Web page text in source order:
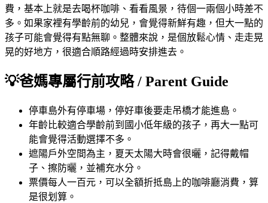
費，基本上就是去喝杯咖啡、看看風景，待個一兩個小時差不
多。如果家裡有學齡前的幼兒，會覺得新鮮有趣，但大一點的
孩子可能會覺得有點無聊。整體來說，是個放鬆心情、走走晃
晃的好地方，很適合順路經過時安排進去。
💡爸媽專屬行前攻略 / Parent Guide
停車島外有停車場，停好車後要走吊橋才能進島。
年齡比較適合學齡前到國小低年級的孩子，再大一點可
能會覺得活動選擇不多。
遮陽戶外空間為主，夏天太陽大時會很曬，記得戴帽
子、擦防曬，並補充水分。
票價每人一百元，可以全額折抵島上的咖啡廳消費，算
是很划算。